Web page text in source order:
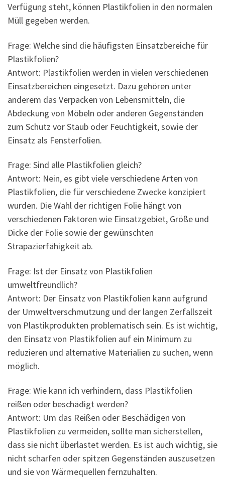
Verfügung steht, können Plastikfolien in den normalen
Müll gegeben werden.
Frage: Welche sind die häufigsten Einsatzbereiche für
Plastikfolien?
Antwort: Plastikfolien werden in vielen verschiedenen
Einsatzbereichen eingesetzt. Dazu gehören unter
anderem das Verpacken von Lebensmitteln, die
Abdeckung von Möbeln oder anderen Gegenständen
zum Schutz vor Staub oder Feuchtigkeit, sowie der
Einsatz als Fensterfolien.
Frage: Sind alle Plastikfolien gleich?
Antwort: Nein, es gibt viele verschiedene Arten von
Plastikfolien, die für verschiedene Zwecke konzipiert
wurden. Die Wahl der richtigen Folie hängt von
verschiedenen Faktoren wie Einsatzgebiet, Größe und
Dicke der Folie sowie der gewünschten
Strapazierfähigkeit ab.
Frage: Ist der Einsatz von Plastikfolien
umweltfreundlich?
Antwort: Der Einsatz von Plastikfolien kann aufgrund
der Umweltverschmutzung und der langen Zerfallszeit
von Plastikprodukten problematisch sein. Es ist wichtig,
den Einsatz von Plastikfolien auf ein Minimum zu
reduzieren und alternative Materialien zu suchen, wenn
möglich.
Frage: Wie kann ich verhindern, dass Plastikfolien
reißen oder beschädigt werden?
Antwort: Um das Reißen oder Beschädigen von
Plastikfolien zu vermeiden, sollte man sicherstellen,
dass sie nicht überlastet werden. Es ist auch wichtig, sie
nicht scharfen oder spitzen Gegenständen auszusetzen
und sie von Wärmequellen fernzuhalten.